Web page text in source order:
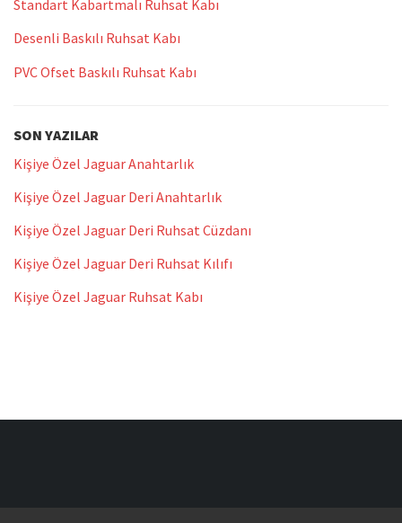
Standart Kabartmalı Ruhsat Kabı
Desenli Baskılı Ruhsat Kabı
PVC Ofset Baskılı Ruhsat Kabı
SON YAZILAR
Kişiye Özel Jaguar Anahtarlık
Kişiye Özel Jaguar Deri Anahtarlık
Kişiye Özel Jaguar Deri Ruhsat Cüzdanı
Kişiye Özel Jaguar Deri Ruhsat Kılıfı
Kişiye Özel Jaguar Ruhsat Kabı